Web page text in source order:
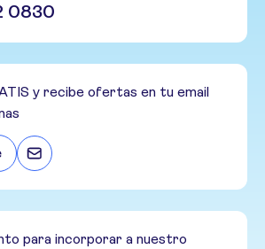
0830
y recibe ofertas en tu email
para incorporar a nuestro